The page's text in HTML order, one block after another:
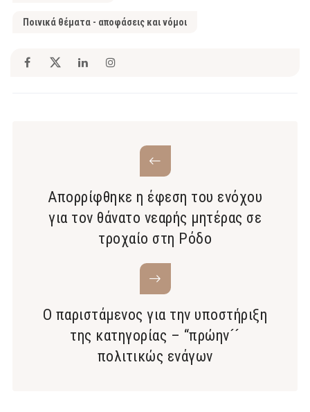
Ποινικά θέματα - αποφάσεις και νόμοι
Απορρίφθηκε η έφεση του ενόχου
για τον θάνατο νεαρής μητέρας σε
τροχαίο στη Ρόδο
Ο παριστάμενος για την υποστήριξη
της κατηγορίας – “πρώην´´
πολιτικώς ενάγων